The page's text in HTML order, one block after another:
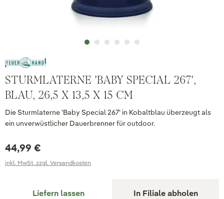
STURMLATERNE 'BABY SPECIAL 267',
BLAU, 26,5 X 13,5 X 15 CM
Die Sturmlaterne 'Baby Special 267' in Kobaltblau überzeugt als
ein unverwüstlicher Dauerbrenner für outdoor.
44,99 €
inkl. MwSt. zzgl. Versandkosten
Liefern lassen In Filiale abholen